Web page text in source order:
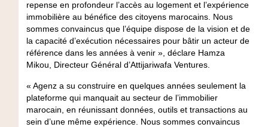
repense en profondeur l’accès au logement et l’expérience
immobilière au bénéfice des citoyens marocains. Nous
sommes convaincus que l’équipe dispose de la vision et de
la capacité d’exécution nécessaires pour bâtir un acteur de
référence dans les années à venir », déclare Hamza
Mikou, Directeur Général d’Attijariwafa Ventures.
« Agenz a su construire en quelques années seulement la
plateforme qui manquait au secteur de l’immobilier
marocain, en réunissant données, outils et transactions au
sein d’une même expérience. Nous sommes convaincus